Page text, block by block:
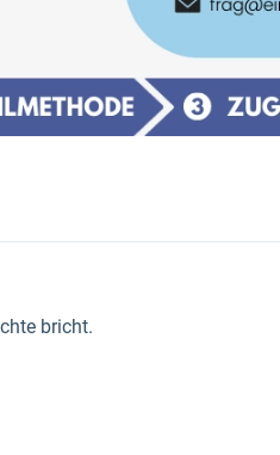
bricht.